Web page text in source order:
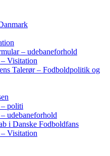
– udebaneforhold
Visitation
Talerør – Fodboldpolitik og
politi
udebaneforhold
i Danske Fodboldfans
Visitation